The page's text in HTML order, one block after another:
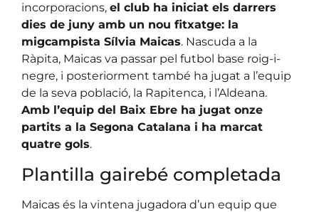
incorporacions, el club ha iniciat els darrers
dies de juny amb un nou fitxatge: la
migcampista Sílvia Maicas. Nascuda a la
Ràpita, Maicas va passar pel futbol base roig-i-
negre, i posteriorment també ha jugat a l’equip
de la seva població, la Rapitenca, i l’Aldeana.
Amb l’equip del Baix Ebre ha jugat onze
partits a la Segona Catalana i ha marcat
quatre gols.
Plantilla gairebé completada
Maicas és la vintena jugadora d’un equip que